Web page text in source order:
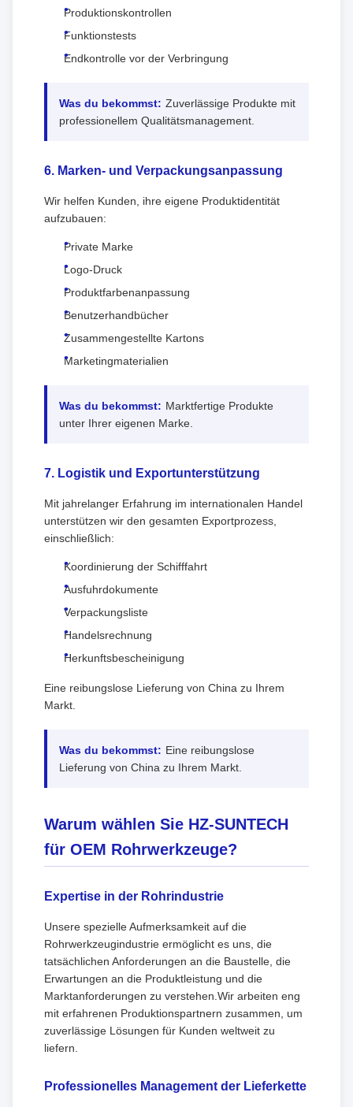
Produktionskontrollen
Funktionstests
Endkontrolle vor der Verbringung
Was du bekommst: Zuverlässige Produkte mit
professionellem Qualitätsmanagement.
6. Marken- und Verpackungsanpassung
Wir helfen Kunden, ihre eigene Produktidentität
aufzubauen:
Private Marke
Logo-Druck
Produktfarbenanpassung
Benutzerhandbücher
Zusammengestellte Kartons
Marketingmaterialien
Was du bekommst: Marktfertige Produkte
unter Ihrer eigenen Marke.
7. Logistik und Exportunterstützung
Mit jahrelanger Erfahrung im internationalen Handel
unterstützen wir den gesamten Exportprozess,
einschließlich:
Koordinierung der Schifffahrt
Ausfuhrdokumente
Verpackungsliste
Handelsrechnung
Herkunftsbescheinigung
Eine reibungslose Lieferung von China zu Ihrem
Markt.
Was du bekommst: Eine reibungslose
Lieferung von China zu Ihrem Markt.
Warum wählen Sie HZ-SUNTECH
für OEM Rohrwerkzeuge?
Expertise in der Rohrindustrie
Unsere spezielle Aufmerksamkeit auf die
Rohrwerkzeugindustrie ermöglicht es uns, die
tatsächlichen Anforderungen an die Baustelle, die
Erwartungen an die Produktleistung und die
Marktanforderungen zu verstehen.Wir arbeiten eng
mit erfahrenen Produktionspartnern zusammen, um
zuverlässige Lösungen für Kunden weltweit zu
liefern.
Professionelles Management der Lieferkette